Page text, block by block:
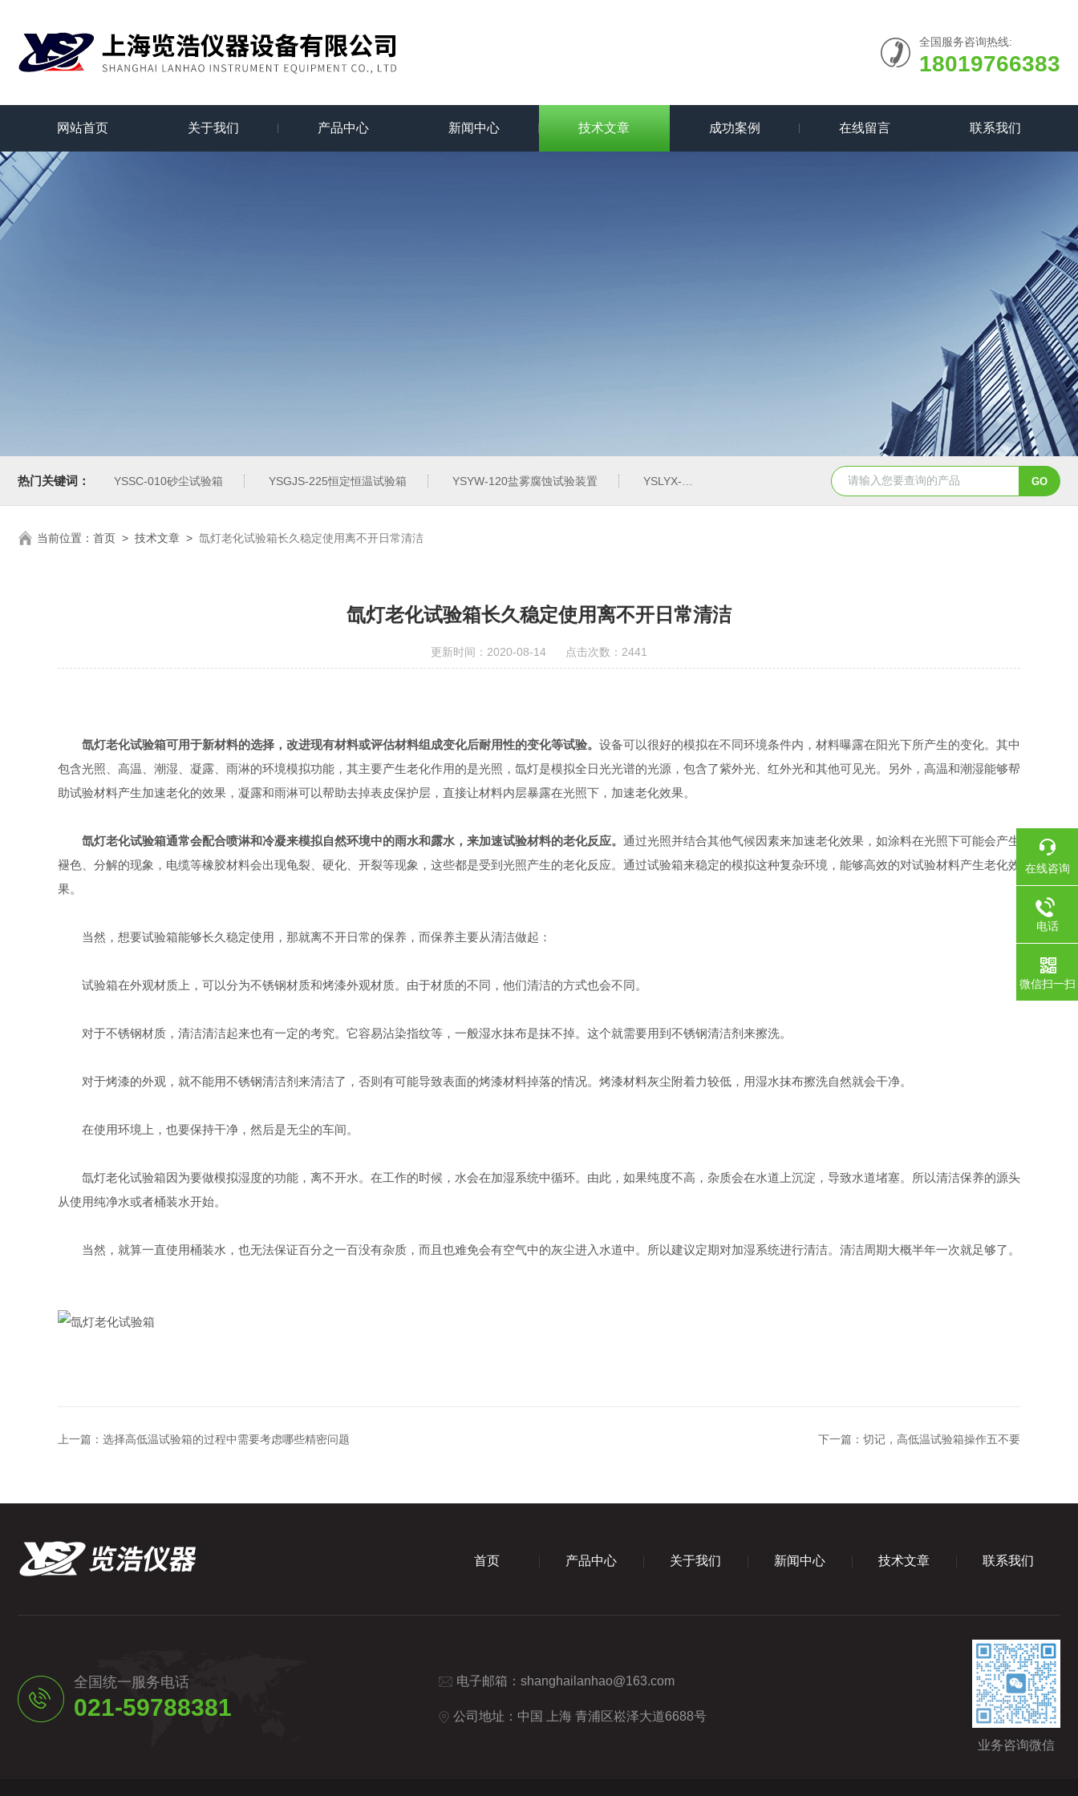
全国服务咨询热线:
18019766383
网站首页 关于我们 产品中心 新闻中心 技术文章 成功案例 在线留言 联系我们
热门关键词： YSSC-010砂尘试验箱 YSGJS-225恒定恒温试验箱 YSYW-120盐雾腐蚀试验装置 YSLYX-010防水试验设备 YSCYS-010臭氧老化试验设备
当前位置： 首页 > 技术文章 > 氙灯老化试验箱长久稳定使用离不开日常清洁
氙灯老化试验箱长久稳定使用离不开日常清洁
更新时间：2020-08-14 点击次数：2441
氙灯老化试验箱可用于新材料的选择，改进现有材料或评估材料组成变化后耐用性的变化等试验。 设备可以很好的模拟在不同环境条件内，材料曝露在阳光下所产生的变化。其中
包含光照、高温、潮湿、凝露、雨淋的环境模拟功能，其主要产生老化作用的是光照，氙灯是模拟全日光光谱的光源，包含了紫外光、红外光和其他可见光。另外，高温和潮湿能够帮
助试验材料产生加速老化的效果，凝露和雨淋可以帮助去掉表皮保护层，直接让材料内层暴露在光照下，加速老化效果。
氙灯老化试验箱通常会配合喷淋和冷凝来模拟自然环境中的雨水和露水，来加速试验材料的老化反应。 通过光照并结合其他气候因素来加速老化效果，如涂料在光照下可能会产生
褪色、分解的现象，电缆等橡胶材料会出现龟裂、硬化、开裂等现象，这些都是受到光照产生的老化反应。通过试验箱来稳定的模拟这种复杂环境，能够高效的对试验材料产生老化效
果。
当然，想要试验箱能够长久稳定使用，那就离不开日常的保养，而保养主要从清洁做起：
试验箱在外观材质上，可以分为不锈钢材质和烤漆外观材质。由于材质的不同，他们清洁的方式也会不同。
对于不锈钢材质，清洁清洁起来也有一定的考究。它容易沾染指纹等，一般湿水抹布是抹不掉。这个就需要用到不锈钢清洁剂来擦洗。
对于烤漆的外观，就不能用不锈钢清洁剂来清洁了，否则有可能导致表面的烤漆材料掉落的情况。烤漆材料灰尘附着力较低，用湿水抹布擦洗自然就会干净。
在使用环境上，也要保持干净，然后是无尘的车间。
氙灯老化试验箱因为要做模拟湿度的功能，离不开水。在工作的时候，水会在加湿系统中循环。由此，如果纯度不高，杂质会在水道上沉淀，导致水道堵塞。所以清洁保养的源头
从使用纯净水或者桶装水开始。
当然，就算一直使用桶装水，也无法保证百分之一百没有杂质，而且也难免会有空气中的灰尘进入水道中。所以建议定期对加湿系统进行清洁。清洁周期大概半年一次就足够了。
上一篇： 选择高低温试验箱的过程中需要考虑哪些精密问题 下一篇： 切记，高低温试验箱操作五不要
首页 产品中心 关于我们 新闻中心 技术文章 联系我们
全国统一服务电话
021-59788381
电子邮箱： shanghailanhao@163.com
公司地址：中国 上海 青浦区崧泽大道6688号
业务咨询微信
在线咨询
电话
微信扫一扫